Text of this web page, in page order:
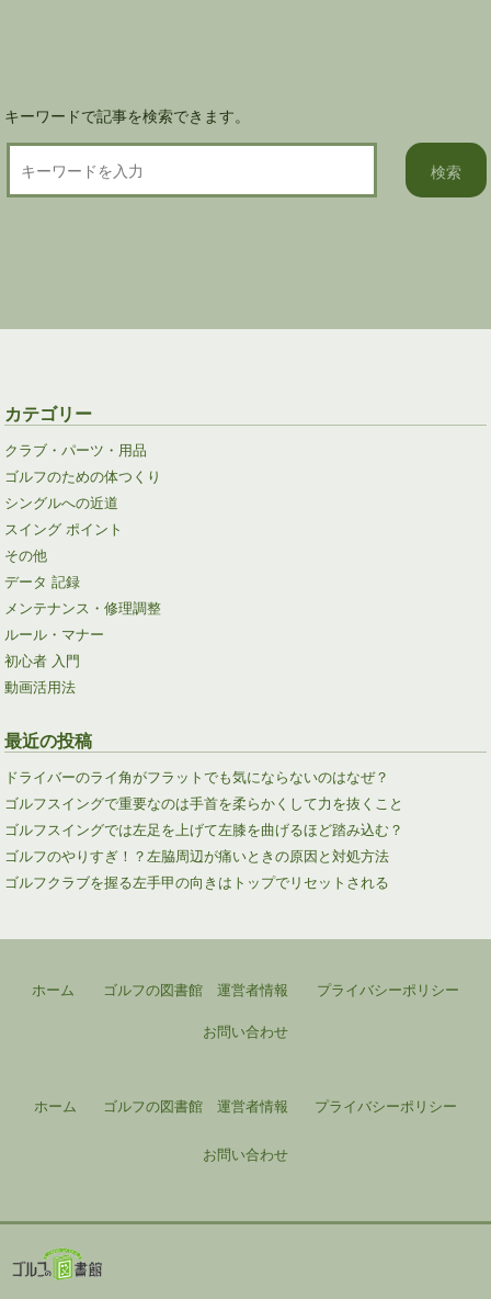
キーワードで記事を検索できます。
カテゴリー
クラブ・パーツ・用品
ゴルフのための体つくり
シングルへの近道
スイング ポイント
その他
データ 記録
メンテナンス・修理調整
ルール・マナー
初心者 入門
動画活用法
最近の投稿
ドライバーのライ角がフラットでも気にならないのはなぜ？
ゴルフスイングで重要なのは手首を柔らかくして力を抜くこと
ゴルフスイングでは左足を上げて左膝を曲げるほど踏み込む？
ゴルフのやりすぎ！？左脇周辺が痛いときの原因と対処方法
ゴルフクラブを握る左手甲の向きはトップでリセットされる
ホーム ゴルフの図書館 運営者情報
プライバシーポリシー
お問い合わせ
ホーム ゴルフの図書館 運営者情報 プライバシーポリシー
お問い合わせ